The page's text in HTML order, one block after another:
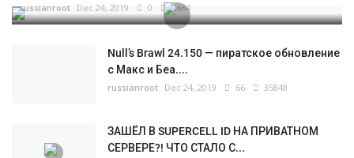
russianroot Dec 24, 2019 0 5664
Null’s Brawl 24.150 — пиратское обновление
с Макс и Беа....
russianroot Dec 24, 2019 66 35848
ЗАШЁЛ В SUPERCELL ID НА ПРИВАТНОМ
СЕРВЕРЕ?! ЧТО СТАЛО С...